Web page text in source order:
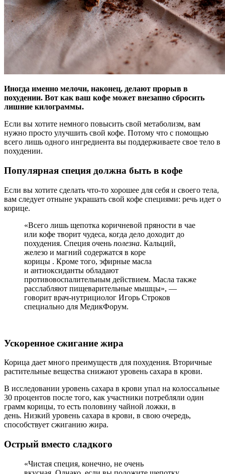
Иногда именно мелочи, наконец, делают прорыв в
похудении. Вот как ваш кофе может внезапно сбросить
лишние килограммы.
Если вы хотите немного повысить свой метаболизм, вам
нужно просто улучшить свой кофе. Потому что с помощью
всего лишь одного ингредиента вы поддерживаете свое тело в
похудении.
Популярная специя должна быть в кофе
Если вы хотите сделать что-то хорошее для себя и своего тела,
вам следует отныне украшать свой кофе специями: речь идет о
корице.
«Всего лишь щепотка коричневой пряности в чае
или кофе творит чудеса, когда дело доходит до
похудения. Специя очень полезна. Кальций,
железо и магний содержатся в коре
корицы . Кроме того, эфирные масла
и антиоксиданты обладают
противовоспалительным действием. Масла также
расслабляют пищеварительные мышцы», —
говорит врач-нутрициолог Игорь Строков
специально для МедикФорум.
Ускоренное сжигание жира
Корица дает много преимуществ для похудения. Вторичные
растительные вещества снижают уровень сахара в крови.
В исследовании уровень сахара в крови упал на колоссальные
30 процентов после того, как участники потребляли один
грамм корицы, то есть половину чайной ложки, в
день. Низкий уровень сахара в крови, в свою очередь,
способствует сжиганию жира.
Острый вместо сладкого
«Чистая специя, конечно, не очень